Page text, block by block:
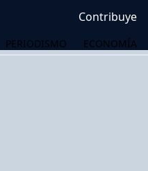
Contribuye
PERIODISMO ECONOMÍA